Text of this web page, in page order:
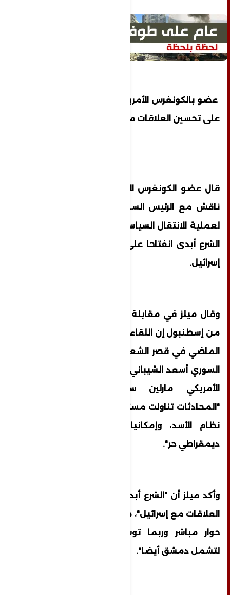
عضو بالكونغرس الأمريكي: الشرع أبدى انفتاحا
على تحسين العلاقات مع إسرائيل
قال عضو الكونغرس الأمريكي كوري ميلز إنه
ناقش مع الرئيس السوري أحمد الشرع رؤيته
لعملية الانتقال السياسي في البلاد، كاشفا أن
الشرع أبدى انفتاحا على تحسين العلاقات مع
إسرائيل.
وقال ميلز في مقابلة مع "التلفزيون العربي"
من إسطنبول إن اللقاء الذي جرى يوم الجمعة
الماضي في قصر الشعب بحضور وزير الخارجية
السوري أسعد الشيباني، شارك فيه أيضا النائب
الأمريكي مارلين ستوتزمان، مبينا أن
"المحادثات تناولت مستقبل سوريا بعد مرحلة
نظام الأسد، وإمكانيات الانتقال إلى حكم
ديمقراطي حر".
وأكد ميلز أن "الشرع أبدى انفتاحا تجاه تحسين
العلاقات مع إسرائيل"، مشيرا إلى إمكانية "فتح
حوار مباشر وربما توسيع اتفاقيات أبراهام
لتشمل دمشق أيضا".